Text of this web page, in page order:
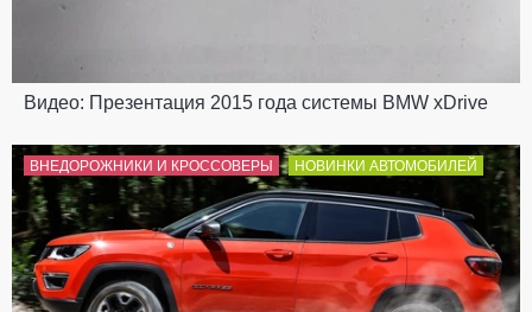
Видео: Презентация 2015 года системы BMW xDrive
ВНЕДОРОЖНИКИ И КРОССОВЕРЫ НОВИНКИ АВТОМОБИЛЕЙ